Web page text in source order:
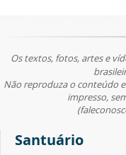
Os textos, fotos, artes e
Não reproduza o conteúdo
impresso,
Santuário